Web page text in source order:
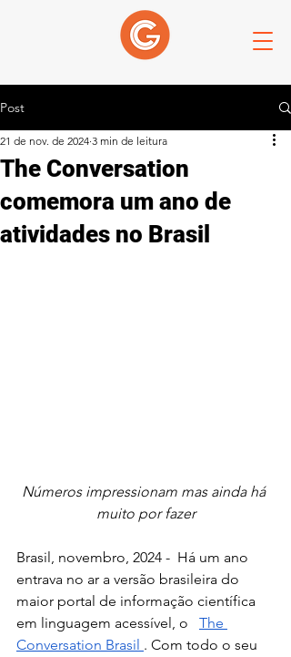
Post
The Conversation
comemora um ano de
atividades no Brasil
21 de nov. de 2024 3 min de leitura
Números impressionam mas ainda há
muito por fazer
Brasil, novembro, 2024 -  Há um ano
entrava no ar a versão brasileira do
maior portal de informação científica
em linguagem acessível, o The
Conversation Brasil . Com todo o seu